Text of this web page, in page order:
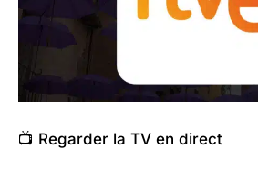
📺 Regarder la TV en direct